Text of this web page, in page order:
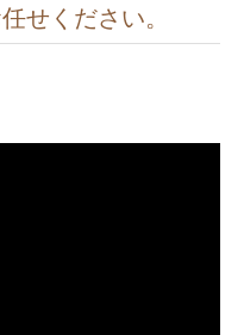
せください。